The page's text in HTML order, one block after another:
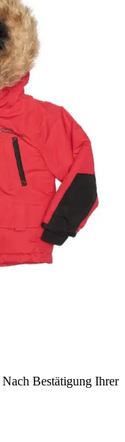
Nach Bestätigung Ihrer